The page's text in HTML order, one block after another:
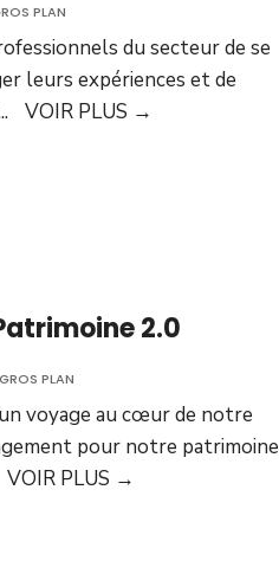
PLAN
du secteur de se
leurs expériences et de
VOIR PLUS →
2.0
GROS PLAN
voyage au cœur de notre
pour notre patrimoine
VOIR PLUS →